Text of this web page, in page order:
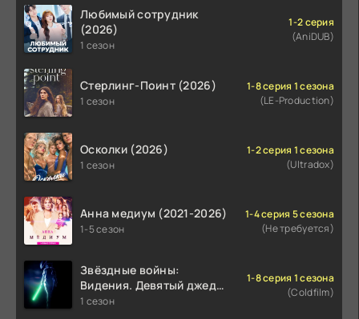
Любимый сотрудник
(2026)
1 сезон
1-2 серия
(AniDUB)
Стерлинг-Поинт (2026)
1 сезон
1-8 серия 1 сезона
(LE-Production)
Осколки (2026)
1 сезон
1-2 серия 1 сезона
(Ultradox)
Анна медиум (2021-2026)
1-5 сезон
1-4 серия 5 сезона
(Не требуется)
Звёздные войны:
Видения. Девятый джедай
(2026)
1 сезон
1-8 серия 1 сезона
(Coldfilm)